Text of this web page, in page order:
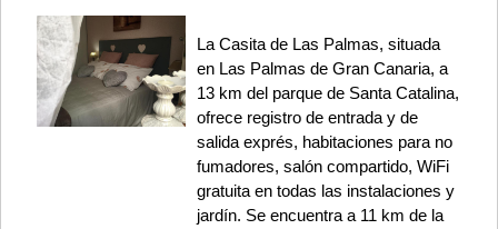
La Casita de Las Palmas, situada
en Las Palmas de Gran Canaria, a
13 km del parque de Santa Catalina,
ofrece registro de entrada y de
salida exprés, habitaciones para no
fumadores, salón compartido, WiFi
gratuita en todas las instalaciones y
jardín. Se encuentra a 11 km de la